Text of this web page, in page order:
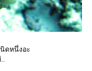
ดหนึ่งอะ